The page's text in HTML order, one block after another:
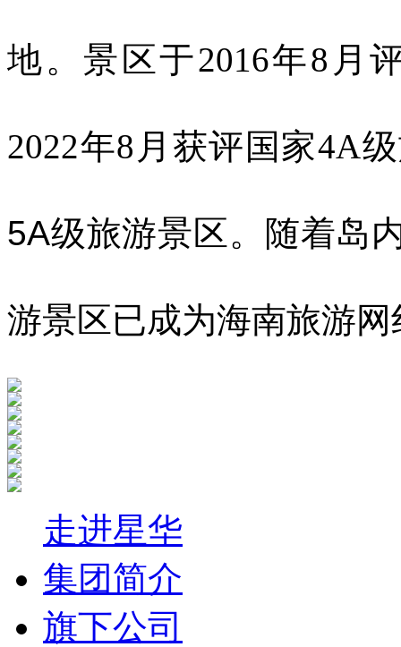
地。景区于2016年8 月
2022年8 月获评国家4A
5A级旅游景区。 随着岛
游景区已成为海南旅游
走进星华
集团简介
旗下公司